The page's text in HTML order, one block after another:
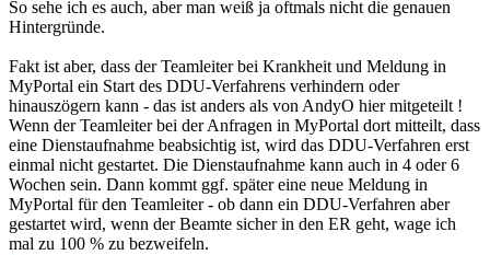
So sehe ich es auch, aber man weiß ja oftmals nicht die genauen
Hintergründe.
Fakt ist aber, dass der Teamleiter bei Krankheit und Meldung in
MyPortal ein Start des DDU-Verfahrens verhindern oder
hinauszögern kann - das ist anders als von AndyO hier mitgeteilt !
Wenn der Teamleiter bei der Anfragen in MyPortal dort mitteilt, dass
eine Dienstaufnahme beabsichtig ist, wird das DDU-Verfahren erst
einmal nicht gestartet. Die Dienstaufnahme kann auch in 4 oder 6
Wochen sein. Dann kommt ggf. später eine neue Meldung in
MyPortal für den Teamleiter - ob dann ein DDU-Verfahren aber
gestartet wird, wenn der Beamte sicher in den ER geht, wage ich
mal zu 100 % zu bezweifeln.